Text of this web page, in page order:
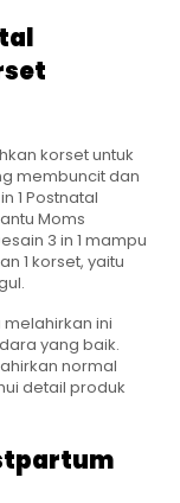
korset untuk
membuncit dan
1 Postnatal
Moms
3 in 1 mampu
1 korset, yaitu
ini
yang baik.
normal
detail produk